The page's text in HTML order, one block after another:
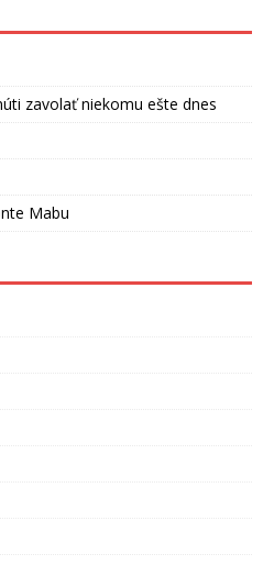
zavolať niekomu ešte dnes
Mabu